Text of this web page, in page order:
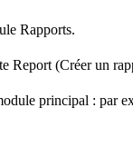
Rapports.
Report (Créer un
principal : par